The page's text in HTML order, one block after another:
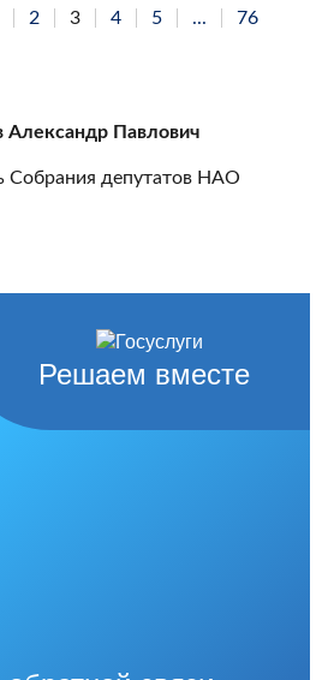
2 3 4 5 ...
76
Александр Павлович
Собрания депутатов НАО
Решаем вместе